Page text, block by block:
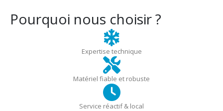
Pourquoi nous choisir ?
Expertise technique
Matériel fiable et robuste
Service réactif & local